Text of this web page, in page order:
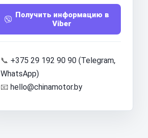
Получить информацию в
Viber
📞 +375 29 192 90 90 (Telegram,
WhatsApp)
📧 hello@chinamotor.by